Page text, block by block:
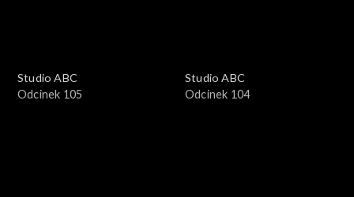
Studio ABC
Odcinek 105
Studio ABC
Odcinek 104